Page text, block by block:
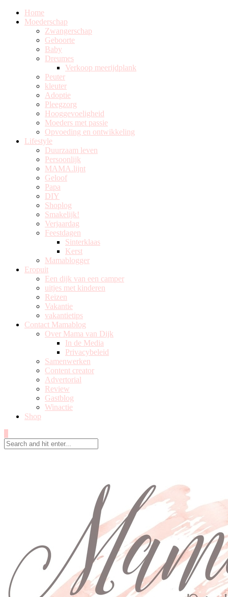
Home
Moederschap
Zwangerschap
Geboorte
Baby
Dreumes
Verkoop meerijdplank
Peuter
kleuter
Adoptie
Pleegzorg
Hooggevoeligheid
Moeders met passie
Opvoeding en ontwikkeling
Lifestyle
Duurzaam leven
Persoonlijk
MAMA.lijnt
Geloof
Papa
DIY
Shoplog
Smakelijk!
Verjaardag
Feestdagen
Sinterklaas
Kerst
Mamablogger
Eropuit
Een dijk van een camper
uitjes met kinderen
Reizen
Vakantie
vakantietips
Contact Mamablog
Over Mama van Dijk
In de Media
Privacybeleid
Samenwerken
Content creator
Advertorial
Review
Gastblog
Winactie
Shop